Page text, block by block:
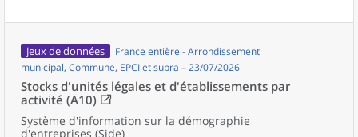
Jeux de données
France entière - Arrondissement
municipal, Commune, EPCI et supra – 23/07/2026
Stocks d'unités légales et d'établissements par
activité (A10)
Système d'information sur la démographie
d'entreprises (Side)